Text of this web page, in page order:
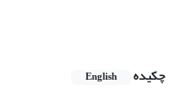
چکیده
English